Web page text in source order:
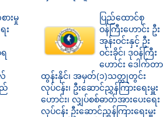
းမှု
း
ည်
ပြည်ထောင်စု
ဝန်ကြီးဟောင်း ဦး
အုန်းဝင်းနှင့် ဦး
ဝင်းခိုင်၊ ဒုဝန်ကြီး
ဟောင်း ဒေါက်တာ
ထွန်းနိုင်၊ အမှတ်(၁)သတ္တုတွင်း
လုပ်ငန်း၊ ဦးဆောင်ညွှန်ကြားရေးမှူး
ဟောင်း၊ လျှပ်စစ်ဓာတ်အားပေးရေး
လုပ်ငန်း ဦးဆောင်ညွှန်ကြားရေးမှူး